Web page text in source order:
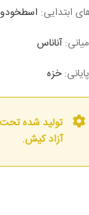
ابتدایی:
آناناس
خزه
تولید شده
آزاد کیش.